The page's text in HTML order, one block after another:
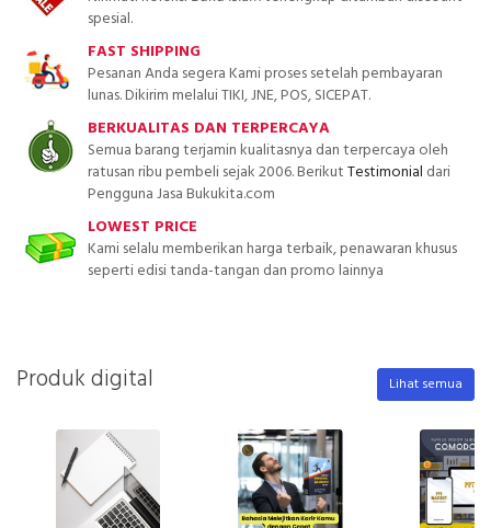
spesial.
FAST SHIPPING
Pesanan Anda segera Kami proses setelah pembayaran
lunas. Dikirim melalui TIKI, JNE, POS, SICEPAT.
BERKUALITAS DAN TERPERCAYA
Semua barang terjamin kualitasnya dan terpercaya oleh
ratusan ribu pembeli sejak 2006. BerikutTestimonial dari
Pengguna Jasa Bukukita.com
LOWEST PRICE
Kami selalu memberikan harga terbaik, penawaran khusus
seperti edisi tanda-tangan dan promo lainnya
Produk digital Lihat semua